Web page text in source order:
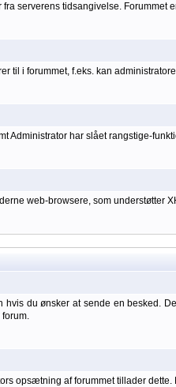
serverens tidsangivelse.
til i forummet, f.eks. kan
Administrator har slået rangstige-
web-browsere, som understøtter
du ønsker at sende en besked.
opsætning af forummet tillader